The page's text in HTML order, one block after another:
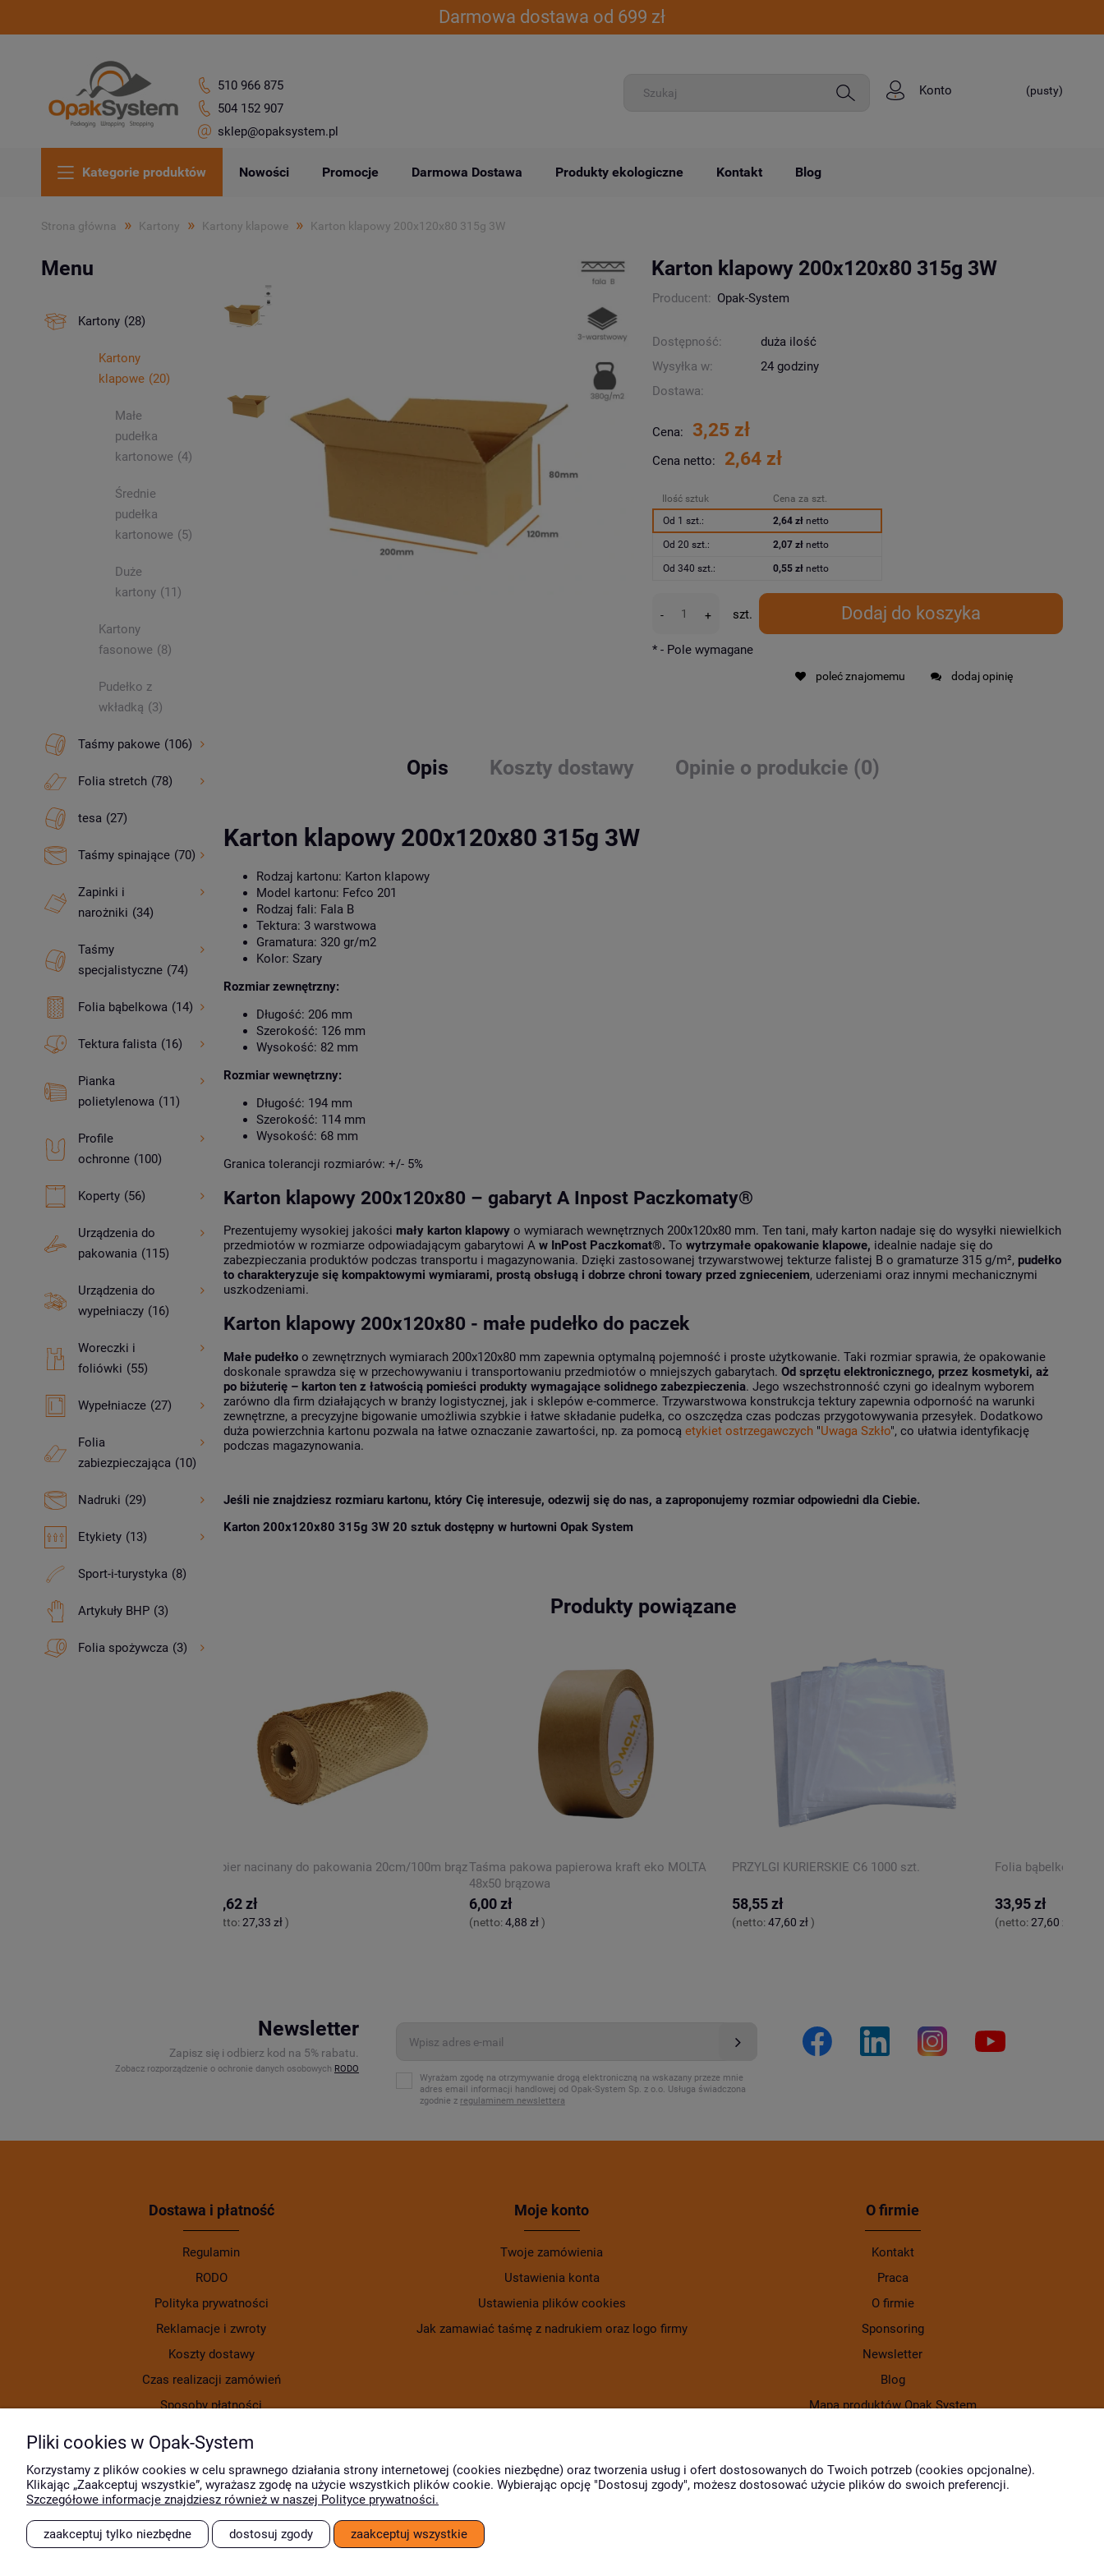
Darmowa dostawa od 699 zł
510 966 875
504 152 907
sklep@opaksystem.pl
(pusty)
Konto
Kategorie produktów Nowości Promocje Darmowa Dostawa Produkty ekologiczne Kontakt Blog
Strona główna » Kartony » Kartony klapowe » Karton klapowy 200x120x80 315g 3W
Menu
Kartony (28)
Kartony
klapowe (20)
Małe
pudełka
kartonowe (4)
Średnie
pudełka
kartonowe (5)
Duże
kartony (11)
Kartony
fasonowe (8)
Pudełko z
wkładką (3)
Taśmy pakowe (106)
Folia stretch (78)
tesa (27)
Taśmy spinające (70)
Zapinki i
narożniki (34)
Taśmy
specjalistyczne (74)
Folia bąbelkowa (14)
Tektura falista (16)
Pianka
polietylenowa (11)
Profile
ochronne (100)
Koperty (56)
Urządzenia do
pakowania (115)
Urządzenia do
wypełniaczy (16)
Woreczki i
foliówki (55)
Wypełniacze (27)
Folia
zabiezpieczająca (10)
Nadruki (29)
Etykiety (13)
Sport-i-turystyka (8)
Artykuły BHP (3)
Folia spożywcza (3)
Karton klapowy 200x120x80 315g 3W
Producent: Opak-System
Dostępność:
duża ilość
Wysyłka w:
24 godziny
Dostawa:
Cena: 3,25 zł
Cena netto: 2,64 zł
Ilość sztuk
Cena za szt.
Od 1 szt.:
2,64 zł netto
Od 20 szt.: 2,07 zł netto
Od 340 szt.: 0,55 zł netto
- + szt. Dodaj do koszyka
*- Pole wymagane
poleć znajomemu dodaj opinię
Opis Koszty dostawy Opinie o produkcie (0)
Karton klapowy 200x120x80 315g 3W
Rodzaj kartonu: Karton klapowy
Model kartonu: Fefco 201
Rodzaj fali: Fala B
Tektura: 3 warstwowa
Gramatura: 320 gr/m2
Kolor: Szary
Rozmiar zewnętrzny:
Długość: 206 mm
Szerokość: 126 mm
Wysokość: 82 mm
Rozmiar wewnętrzny:
Długość: 194 mm
Szerokość: 114 mm
Wysokość: 68 mm
Granica tolerancji rozmiarów: +/- 5%
Karton klapowy 200x120x80 – gabaryt A Inpost Paczkomaty®
Prezentujemy wysokiej jakości mały karton klapowyo wymiarach wewnętrznych 200x120x80 mm. Ten tani, mały karton nadaje się do wysyłki niewielkich
przedmiotów w rozmiarze odpowiadającym gabarytowi A w InPost Paczkomat®. To wytrzymałe opakowanie klapowe, idealnie nadaje się do
zabezpieczania produktów podczas transportu i magazynowania. Dzięki zastosowanej trzywarstwowej tekturze falistej B o gramaturze 315 g/m², pudełko
to charakteryzuje się kompaktowymi wymiarami, prostą obsługą i dobrze chroni towary przed zgnieceniem, uderzeniami oraz innymi mechanicznymi
uszkodzeniami.
Karton klapowy 200x120x80 - małe pudełko do paczek
Małe pudełko o zewnętrznych wymiarach 200x120x80 mm zapewnia optymalną pojemność i proste użytkowanie. Taki rozmiar sprawia, że opakowanie
doskonale sprawdza się w przechowywaniu i transportowaniu przedmiotów o mniejszych gabarytach. Od sprzętu elektronicznego, przez kosmetyki, aż
po biżuterię – karton ten z łatwością pomieści produkty wymagające solidnego zabezpieczenia. Jego wszechstronność czyni go idealnym wyborem
zarówno dla firm działających w branży logistycznej, jak i sklepów e-commerce. Trzywarstwowa konstrukcja tektury zapewnia odporność na warunki
zewnętrzne, a precyzyjne bigowanie umożliwia szybkie i łatwe składanie pudełka, co oszczędza czas podczas przygotowywania przesyłek. Dodatkowo
duża powierzchnia kartonu pozwala na łatwe oznaczanie zawartości, np. za pomocą etykiet ostrzegawczych"Uwaga Szkło", co ułatwia identyfikację
podczas magazynowania.
Jeśli nie znajdziesz rozmiaru kartonu, który Cię interesuje, odezwij się do nas, a zaproponujemy rozmiar odpowiedni dla Ciebie.
Karton 200x120x80 315g 3W 20 sztuk dostępny w hurtowni Opak System
Produkty powiązane
Papier nacinany do pakowania 20cm/100m brąz
33,62 zł
(netto:27,33 zł)
Taśma pakowa papierowa kraft eko MOLTA
48x50 brązowa
6,00 zł
(netto:4,88 zł)
PRZYLGI KURIERSKIE C6 1000 szt.
58,55 zł
(netto:47,60 zł)
Folia bąbelkowa
33,95 zł
(netto:27,60 zł
Newsletter
Zapisz się i odbierz kod na 5% rabatu.
Zobacz rozporządzenie o ochronie danych osobowych RODO
Wyrażam zgodę na otrzymywanie drogą elektroniczną na wskazany przeze mnie
adres email informacji handlowej od Opak-System Sp. z o.o. Usługa świadczona
zgodnie z regulaminem newslettera
Dostawa i płatność
Regulamin
RODO
Polityka prywatności
Reklamacje i zwroty
Koszty dostawy
Czas realizacji zamówień
Sposoby płatności
Moje konto
Twoje zamówienia
Ustawienia konta
Ustawienia plików cookies
Jak zamawiać taśmę z nadrukiem oraz logo firmy
O firmie
Kontakt
Praca
O firmie
Sponsoring
Newsletter
Blog
Mapa produktów Opak System
Pliki cookies w Opak-System
Korzystamy z plików cookies w celu sprawnego działania strony internetowej (cookies niezbędne) oraz tworzenia usług i ofert dostosowanych do Twoich potrzeb (cookies opcjonalne).
Klikając „Zaakceptuj wszystkie”, wyrażasz zgodę na użycie wszystkich plików cookie. Wybierając opcję "Dostosuj zgody", możesz dostosować użycie plików do swoich preferencji.
Szczegółowe informacje znajdziesz również w naszej Polityce prywatności.
zaakceptuj tylko niezbędne dostosuj zgody zaakceptuj wszystkie